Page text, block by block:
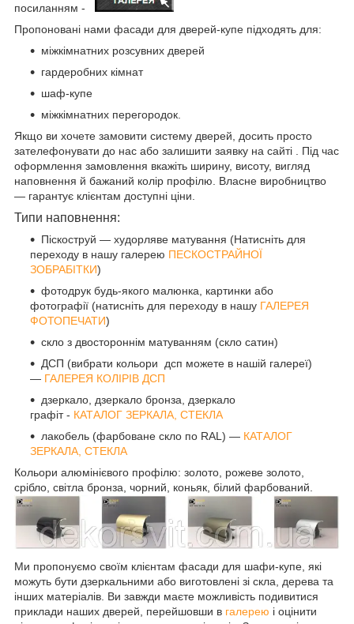
посиланням -
Пропоновані нами фасади для дверей-купе підходять для:
міжкімнатних розсувних дверей
гардеробних кімнат
шаф-купе
міжкімнатних перегородок.
Якщо ви хочете замовити систему дверей, досить просто
зателефонувати до нас або залишити заявку на сайті . Під час
оформлення замовлення вкажіть ширину, висоту, вигляд
наповнення й бажаний колір профілю. Власне виробництво
— гарантує клієнтам доступні ціни.
Типи наповнення:
Піскоструй — худорляве матування (Натисніть для
переходу в нашу галерею ПЕСКОСТРАЙНОЇ
ЗОБРАБІТКИ)
фотодрук будь-якого малюнка, картинки або
фотографії (натисніть для переходу в нашу ГАЛЕРЕЯ
ФОТОПЕЧАТИ)
скло з двостороннім матуванням (скло сатин)
ДСП (вибрати кольори дсп можете в нашій галереї)
— ГАЛЕРЕЯ КОЛІРІВ ДСП
дзеркало, дзеркало бронза, дзеркало
графіт - КАТАЛОГ ЗЕРКАЛА, СТЕКЛА
лакобель (фарбоване скло по RAL) — КАТАЛОГ
ЗЕРКАЛА, СТЕКЛА
Кольори алюмінієвого профілю: золото, рожеве золото,
срібло, світла бронза, чорний, коньяк, білий фарбований.
Ми пропонуємо своїм клієнтам фасади для шафи-купе, які
можуть бути дзеркальними або виготовлені зі скла, дерева та
інших матеріалів. Ви завжди маєте можливість подивитися
приклади наших дверей, перейшовши в галерею і оцінити